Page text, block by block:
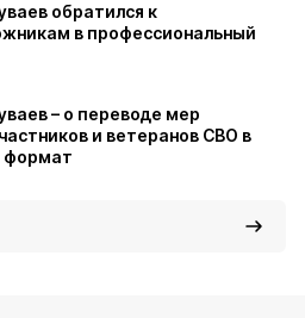
обратился к
в профессиональный
– о переводе мер
и ветеранов СВО в
формат